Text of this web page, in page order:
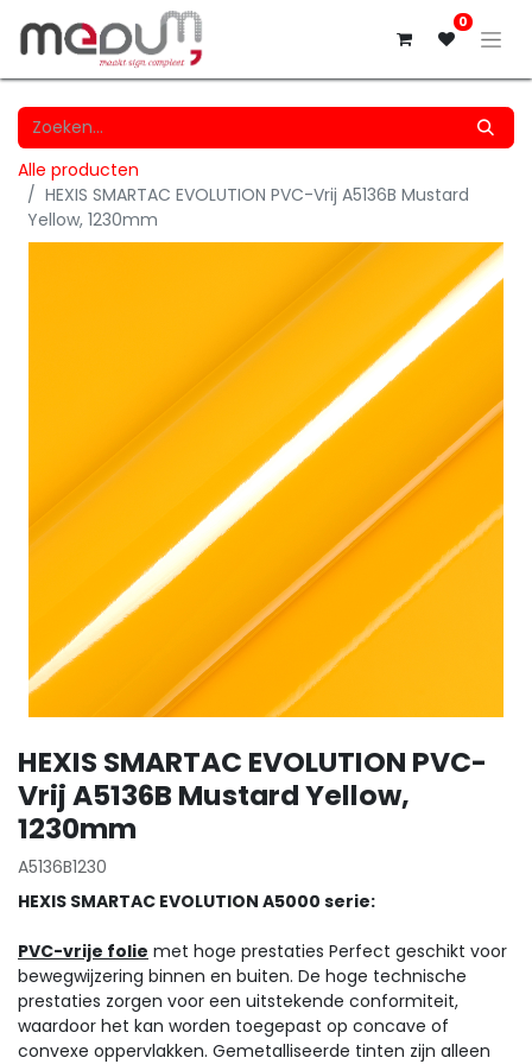
0
Alle producten
HEXIS SMARTAC EVOLUTION PVC-Vrij A5136B Mustard
Yellow, 1230mm
HEXIS SMARTAC EVOLUTION PVC-
Vrij A5136B Mustard Yellow,
1230mm
A5136B1230
HEXIS SMARTAC EVOLUTION A5000 serie:
PVC-vrije folie met hoge prestaties Perfect geschikt voor
bewegwijzering binnen en buiten. De hoge technische
prestaties zorgen voor een uitstekende conformiteit,
waardoor het kan worden toegepast op concave of
convexe oppervlakken. Gemetalliseerde tinten zijn alleen